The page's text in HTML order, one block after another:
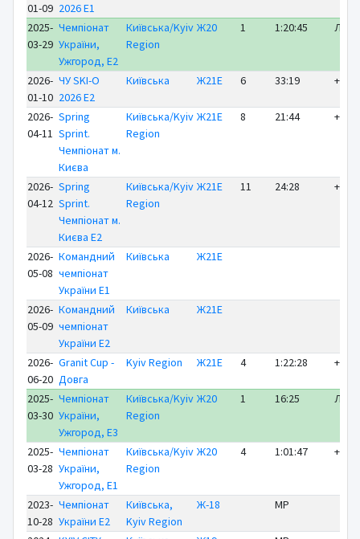
01-09 2026 E1
2025-
03-29
Чемпіонат
України,
Ужгород, E2
Київська/Kyiv
Region
Ж20 1 1:20:45
2026-
01-10
ЧУ SKI-O
2026 E2
Київська Ж21Е 6 33:19 +
2026-
04-11
Spring
Sprint.
Чемпіонат м.
Києва
Київська/Kyiv
Region
Ж21Е 8 21:44 +
2026-
04-12
Spring
Sprint.
Чемпіонат м.
Києва E2
Київська/Kyiv
Region
Ж21Е 11 24:28 +
2026-
05-08
Командний
чемпіонат
України E1
Київська Ж21Е
2026-
05-09
Командний
чемпіонат
України E2
Київська Ж21Е
2026-
06-20
Granit Cup -
Довга
Kyiv Region Ж21Е 4 1:22:28
2025-
03-30
Чемпіонат
України,
Ужгород, E3
Київська/Kyiv
Region
Ж20 1 16:25
2025-
03-28
Чемпіонат
України,
Ужгород, E1
Київська/Kyiv
Region
Ж20 4 1:01:47 +
2023-
10-28
Чемпіонат
України E2
Київська,
Kyiv Region
Ж-18 MP